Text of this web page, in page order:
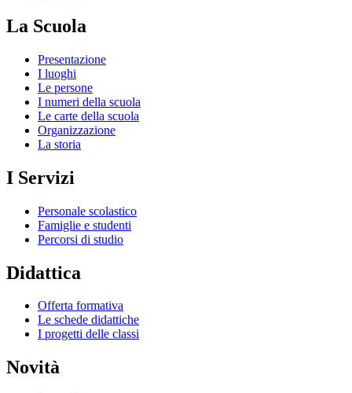
La Scuola
Presentazione
I luoghi
Le persone
I numeri della scuola
Le carte della scuola
Organizzazione
La storia
I Servizi
Personale scolastico
Famiglie e studenti
Percorsi di studio
Didattica
Offerta formativa
Le schede didattiche
I progetti delle classi
Novità